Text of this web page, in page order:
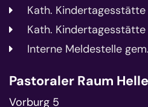
Kath.
Kath. Kindertagesstätte
Interne Meldestelle
Pastoraler Raum
Vorburg 5